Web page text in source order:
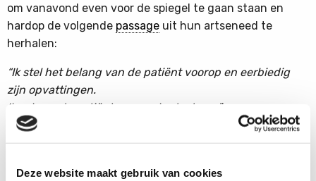
Deze website maakt gebruik van cookies
om vanavond even voor de spiegel te gaan staan en
hardop de volgende passage uit hun artseneed te
herhalen:
“Ik stel het belang van de patiënt voorop en eerbiedig
zijn opvattingen.
Ik zal aan de patiënt geen schade doe
n. “
Misschien is het zelfs goed om even uw doktersjas uit te
gedicht uit 2015 van Martijn Adelmund, in die tijd